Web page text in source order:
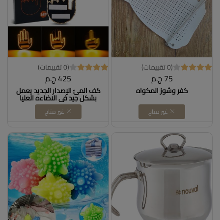
(0 تقييمات)
75 ج.م
كفر وشوز المكواه
غير متاح
(0 تقييمات)
425 ج.م
كف المئ الإصدار الجديد يعمل
بشكل جيد في الاضاءه العليا
وصله سهل التركيب والتشغيل
بدون تشغيل بدون تحكم يعمل
بعد التحكم - الكف المهايئ -
غير متاح